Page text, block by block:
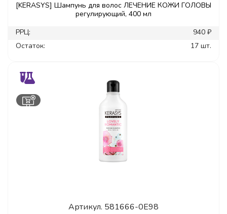
[KERASYS] Шампунь для волос ЛЕЧЕНИЕ КОЖИ ГОЛОВЫ
регулирующий, 400 мл
РРЦ:
940 ₽
Остаток:
17 шт.
Артикул. 581666-0E98